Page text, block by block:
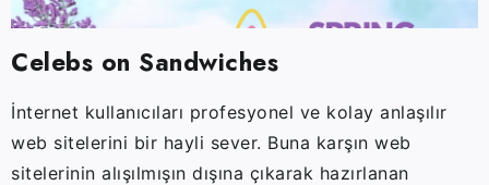
Celebs on Sandwiches
İnternet kullanıcıları profesyonel ve kolay anlaşılır
web sitelerini bir hayli sever. Buna karşın web
sitelerinin alışılmışın dışına çıkarak hazırlanan